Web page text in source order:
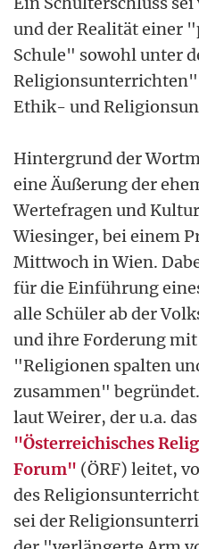
und der Realität einer
Schule" sowohl unter
Religionsunterrichten"
Ethik- und
Hintergrund der
eine Äußerung der
Wertefragen und
Wiesinger, bei einem
Mittwoch in Wien.
für die Einführung
alle Schüler ab der
und ihre Forderung
"Religionen spalten
zusammen"
laut Weirer, der u.a.
"Österreichisches
Forum" (ÖRF) leitet,
des
sei der